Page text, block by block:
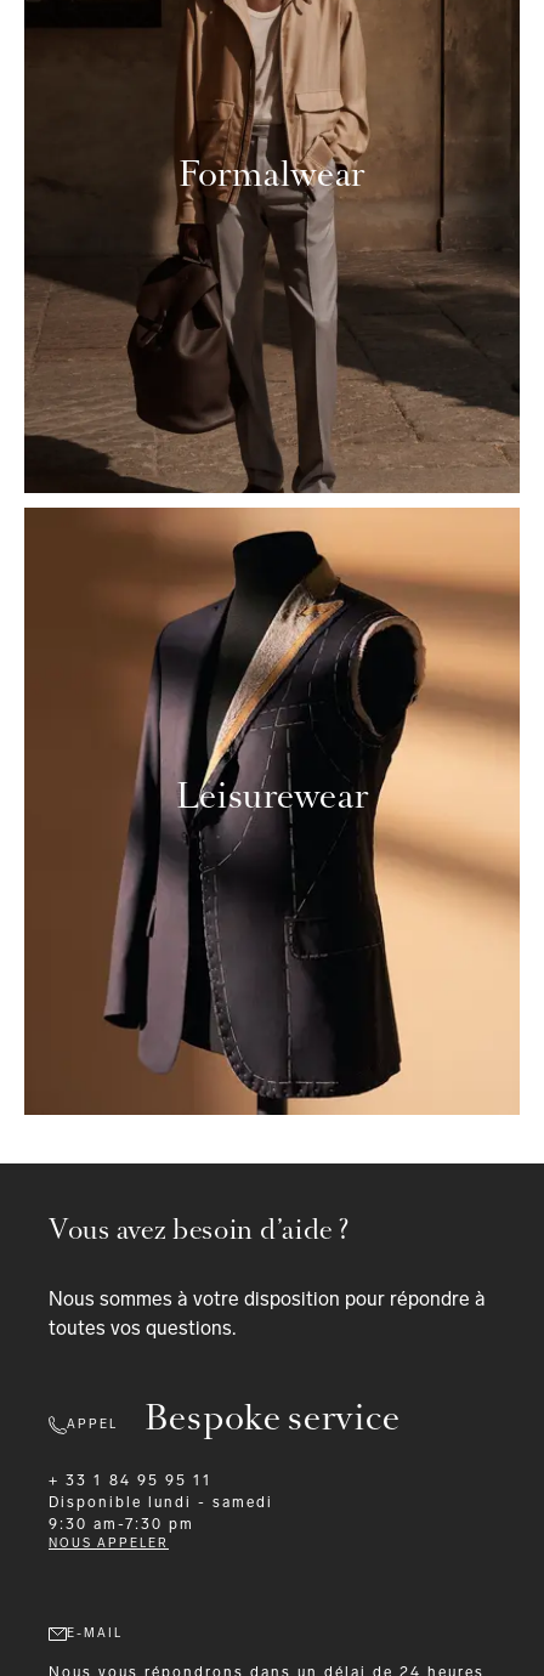
Formalwear
Leisurewear
Bespoke service
Vous avez besoin d’aide ?
Nous sommes à votre disposition pour répondre à
toutes vos questions.
APPEL
+ 33 1 84 95 95 11
Disponible
lundi - samedi
9:30 am-7:30 pm
NOUS APPELER
E-MAIL
Nous vous répondrons dans un délai de 24 heures